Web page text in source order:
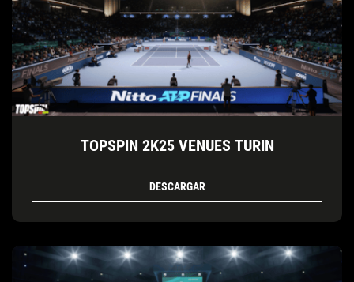
TOPSPIN 2K25 VENUES TURIN
DESCARGAR